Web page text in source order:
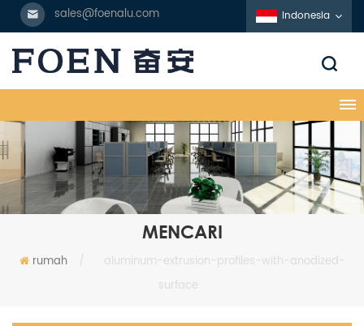
sales@foenalu.com Indonesia
MENCARI
rumah /
aluminum-extrusion-profiles-with-anodized-
surface